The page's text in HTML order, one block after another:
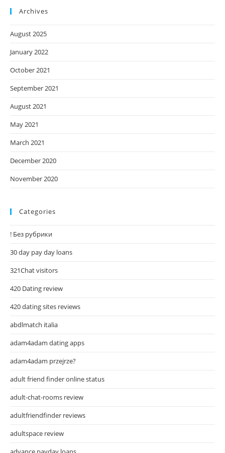
Archives
August 2025
January 2022
October 2021
September 2021
August 2021
May 2021
March 2021
December 2020
November 2020
Categories
! Без рубрики
30 day pay day loans
321Chat visitors
420 Dating review
420 dating sites reviews
abdlmatch italia
adam4adam dating apps
adam4adam przejrze?
adult friend finder online status
adult-chat-rooms review
adultfriendfinder reviews
adultspace review